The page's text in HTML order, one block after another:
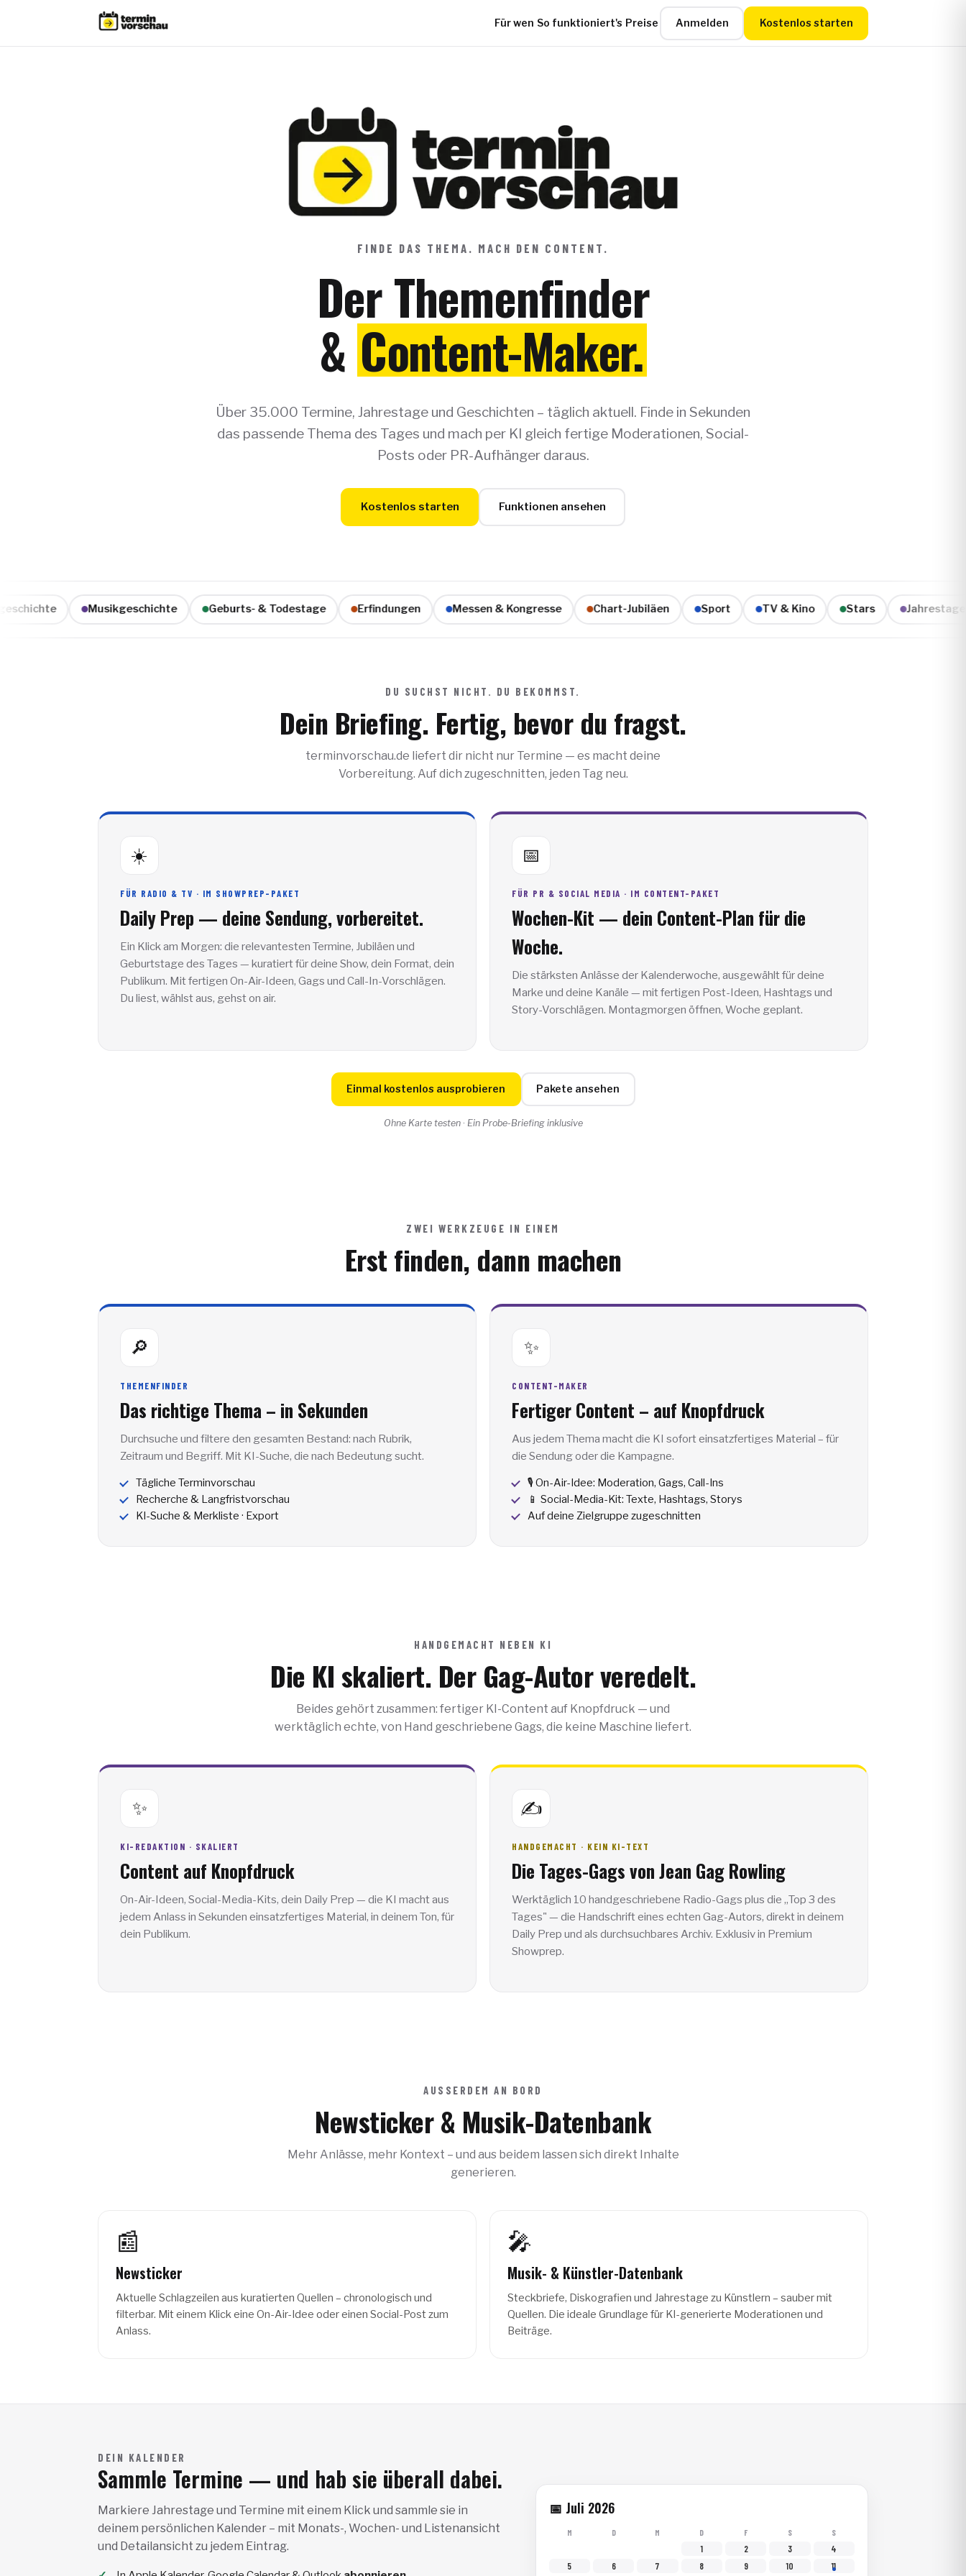
Für wen So funktioniert's Preise Anmelden Kostenlos starten
FINDE DAS THEMA. MACH DEN CONTENT.
Der Themenfinder
& Content-Maker.
Über 35.000 Termine, Jahrestage und Geschichten – täglich aktuell. Finde in Sekunden
das passende Thema des Tages und mach per KI gleich fertige Moderationen, Social-
Posts oder PR-Aufhänger daraus.
Kostenlos starten Funktionen ansehen
Musikgeschichte Geburts- & Todestage Erfindungen Messen & Kongresse Chart-Jubiläen Sport TV & Kino Stars Jahrestage
DU SUCHST NICHT. DU BEKOMMST.
Dein Briefing. Fertig, bevor du fragst.
terminvorschau.de liefert dir nicht nur Termine — es macht deine
Vorbereitung. Auf dich zugeschnitten, jeden Tag neu.
☀️
FÜR RADIO & TV · IM SHOWPREP-PAKET
Daily Prep — deine Sendung, vorbereitet.
Ein Klick am Morgen: die relevantesten Termine, Jubiläen und
Geburtstage des Tages — kuratiert für deine Show, dein Format, dein
Publikum. Mit fertigen On-Air-Ideen, Gags und Call-In-Vorschlägen.
Du liest, wählst aus, gehst on air.
📅
FÜR PR & SOCIAL MEDIA · IM CONTENT-PAKET
Wochen-Kit — dein Content-Plan für die
Woche.
Die stärksten Anlässe der Kalenderwoche, ausgewählt für deine
Marke und deine Kanäle — mit fertigen Post-Ideen, Hashtags und
Story-Vorschlägen. Montagmorgen öffnen, Woche geplant.
Einmal kostenlos ausprobieren Pakete ansehen
Ohne Karte testen · Ein Probe-Briefing inklusive
ZWEI WERKZEUGE IN EINEM
Erst finden, dann machen
🔎
THEMENFINDER
Das richtige Thema – in Sekunden
Durchsuche und filtere den gesamten Bestand: nach Rubrik,
Zeitraum und Begriff. Mit KI-Suche, die nach Bedeutung sucht.
Tägliche Terminvorschau
Recherche & Langfristvorschau
KI-Suche & Merkliste · Export
✨
CONTENT-MAKER
Fertiger Content – auf Knopfdruck
Aus jedem Thema macht die KI sofort einsatzfertiges Material – für
die Sendung oder die Kampagne.
🎙️ On-Air-Idee: Moderation, Gags, Call-Ins
📱 Social-Media-Kit: Texte, Hashtags, Storys
Auf deine Zielgruppe zugeschnitten
HANDGEMACHT NEBEN KI
Die KI skaliert. Der Gag-Autor veredelt.
Beides gehört zusammen: fertiger KI-Content auf Knopfdruck — und
werktäglich echte, von Hand geschriebene Gags, die keine Maschine liefert.
✨
KI-REDAKTION · SKALIERT
Content auf Knopfdruck
On-Air-Ideen, Social-Media-Kits, dein Daily Prep — die KI macht aus
jedem Anlass in Sekunden einsatzfertiges Material, in deinem Ton, für
dein Publikum.
✍️
HANDGEMACHT · KEIN KI-TEXT
Die Tages-Gags vonJean Gag Rowling
Werktäglich 10 handgeschriebene Radio-Gags plus die „Top 3 des
Tages" — die Handschrift eines echten Gag-Autors, direkt in deinem
Daily Prep und als durchsuchbares Archiv. Exklusiv in Premium
Showprep.
AUSSERDEM AN BORD
Newsticker & Musik-Datenbank
Mehr Anlässe, mehr Kontext – und aus beidem lassen sich direkt Inhalte
generieren.
📰
Newsticker
Aktuelle Schlagzeilen aus kuratierten Quellen – chronologisch und
filterbar. Mit einem Klick eine On-Air-Idee oder einen Social-Post zum
Anlass.
🎤
Musik- & Künstler-Datenbank
Steckbriefe, Diskografien und Jahrestage zu Künstlern – sauber mit
Quellen. Die ideale Grundlage für KI-generierte Moderationen und
Beiträge.
DEIN KALENDER
Sammle Termine — und hab sie überall dabei.
Markiere Jahrestage und Termine mit einem Klick und sammle sie in
deinem persönlichen Kalender – mit Monats-, Wochen- und Listenansicht
und Detailansicht zu jedem Eintrag.
📅 Juli 2026
M D M D F S S
1 2 3
4
5
6 7 8 9 10 11